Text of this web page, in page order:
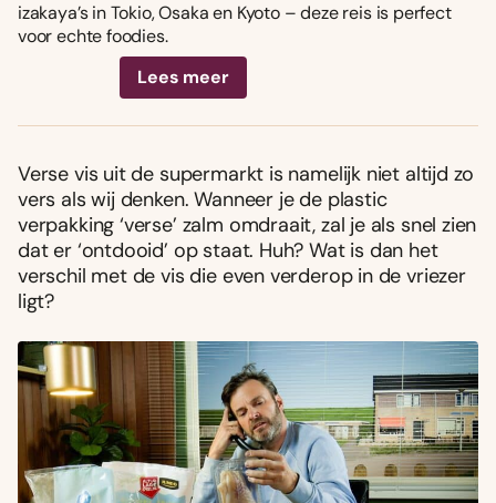
izakaya’s in Tokio, Osaka en Kyoto – deze reis is perfect
voor echte foodies.
Lees meer
Verse vis uit de supermarkt is namelijk niet altijd zo
vers als wij denken. Wanneer je de plastic
verpakking ‘verse’ zalm omdraait, zal je als snel zien
dat er ‘ontdooid’ op staat. Huh? Wat is dan het
verschil met de vis die even verderop in de vriezer
ligt?